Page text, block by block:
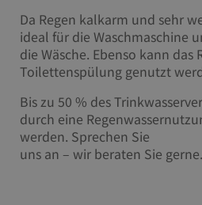
Da Regen kalkarm und sehr
ideal für die Waschmaschine
die Wäsche. Ebenso kann das
Toilettenspülung genutzt
Bis zu 50 % des
durch eine
werden. Sprechen Sie
uns an – wir beraten Sie gerne.